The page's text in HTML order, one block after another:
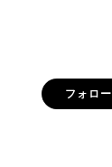
フォロー